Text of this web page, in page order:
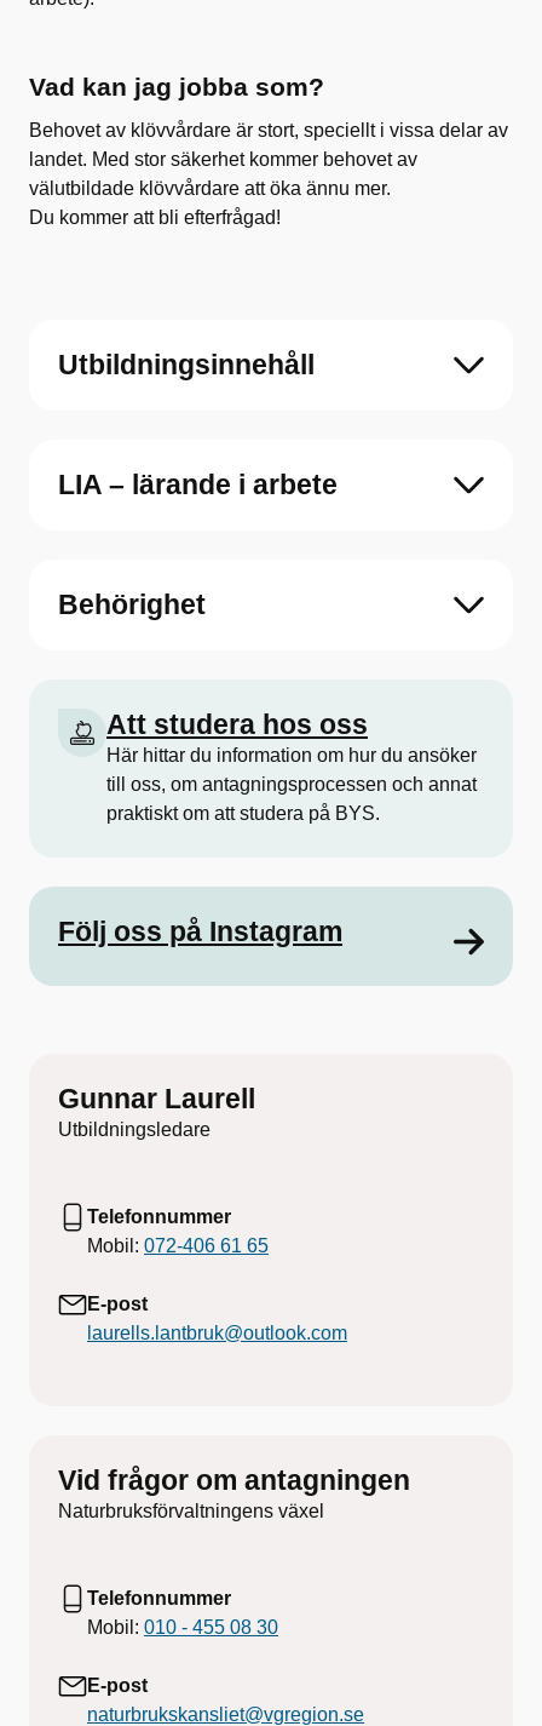
Vad kan jag jobba som?
Behovet av klövvårdare är stort, speciellt i vissa delar av
landet. Med stor säkerhet kommer behovet av
välutbildade klövvårdare att öka ännu mer.
Du kommer att bli efterfrågad!
Utbildningsinnehåll
LIA – lärande i arbete
Behörighet
Att studera hos oss
Här hittar du information om hur du ansöker
till oss, om antagningsprocessen och annat
praktiskt om att studera på BYS.
Följ oss på Instagram
Gunnar Laurell
Utbildningsledare
Telefonnummer
Mobil: 072-406 61 65
E-post
laurells.lantbruk@outlook.com
Vid frågor om antagningen
Naturbruksförvaltningens växel
Telefonnummer
Mobil: 010 - 455 08 30
E-post
naturbrukskansliet@vgregion.se